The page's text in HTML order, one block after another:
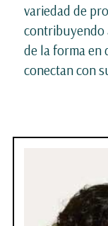
variedad de
contribuyendo
de la forma en
conectan con